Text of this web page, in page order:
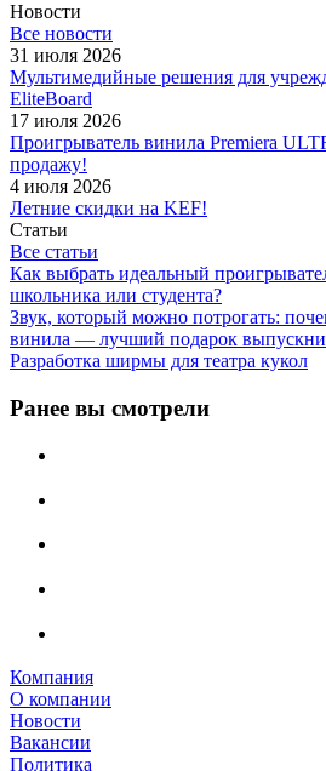
Новости
Все новости
31 июля 2026
Мультимедийные решения для
EliteBoard
17 июля 2026
Проигрыватель винила Premiera
продажу!
4 июля 2026
Летние скидки на KEF!
Статьи
Все статьи
Как выбрать идеальный
школьника или студента?
Звук, который можно потрогать:
винила — лучший подарок
Разработка ширмы для театра кукол
Ранее вы смотрели
Компания
О компании
Новости
Вакансии
Политика